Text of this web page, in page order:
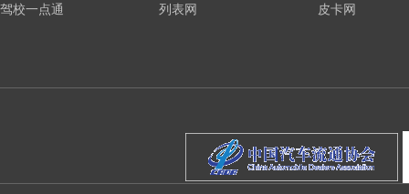
驾校一点通
列表网
皮卡网